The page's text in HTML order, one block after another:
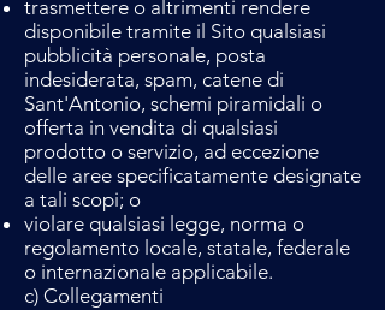
trasmettere o altrimenti rendere
disponibile tramite il Sito qualsiasi
pubblicità personale, posta
indesiderata, spam, catene di
Sant'Antonio, schemi piramidali o
offerta in vendita di qualsiasi
prodotto o servizio, ad eccezione
delle aree specificatamente designate
a tali scopi; o
violare qualsiasi legge, norma o
regolamento locale, statale, federale
o internazionale applicabile.
c) Collegamenti